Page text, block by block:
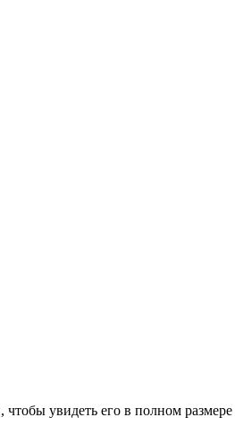
увидеть его в полном размере